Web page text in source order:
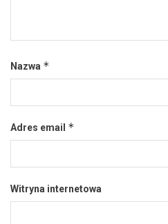
Nazwa *
Adres email *
Witryna internetowa